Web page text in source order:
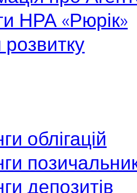
НРА «Рюрік»
розвитку
облігацій
депозитів